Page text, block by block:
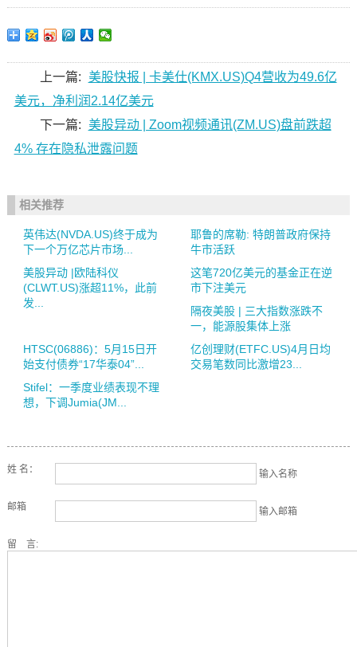
上一篇: 美股快报 | 卡美仕(KMX.US)Q4营收为49.6亿
美元，净利润2.14亿美元
下一篇: 美股异动 | Zoom视频通讯(ZM.US)盘前跌超
4% 存在隐私泄露问题
相关推荐
英伟达(NVDA.US)终于成为
下一个万亿芯片市场...
耶鲁的席勒: 特朗普政府保持
牛市活跃
美股异动 |欧陆科仪
(CLWT.US)涨超11%，此前
发...
这笔720亿美元的基金正在逆
市下注美元
隔夜美股 | 三大指数涨跌不
一，能源股集体上涨
HTSC(06886)：5月15日开
始支付债券“17华泰04”...
亿创理财(ETFC.US)4月日均
交易笔数同比激增23...
Stifel：一季度业绩表现不理
想，下调Jumia(JM...
姓 名： 输入名称
邮箱 输入邮箱
留 言: